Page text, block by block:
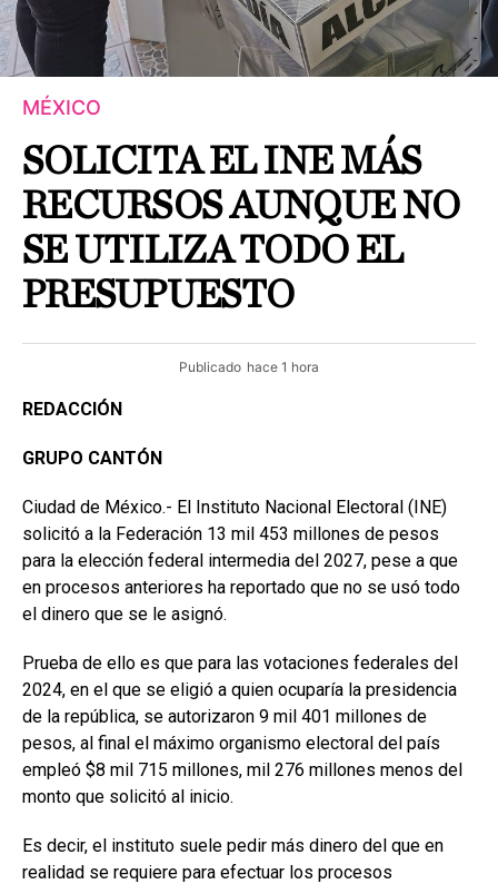
MÉXICO
SOLICITA EL INE MÁS
RECURSOS AUNQUE NO
SE UTILIZA TODO EL
PRESUPUESTO
Publicado hace 1 hora
REDACCIÓN
GRUPO CANTÓN
Ciudad de México.- El Instituto Nacional Electoral (INE)
solicitó a la Federación 13 mil 453 millones de pesos
para la elección federal intermedia del 2027, pese a que
en procesos anteriores ha reportado que no se usó todo
el dinero que se le asignó.
Prueba de ello es que para las votaciones federales del
2024, en el que se eligió a quien ocuparía la presidencia
de la república, se autorizaron 9 mil 401 millones de
pesos, al final el máximo organismo electoral del país
empleó $8 mil 715 millones, mil 276 millones menos del
monto que solicitó al inicio.
Es decir, el instituto suele pedir más dinero del que en
realidad se requiere para efectuar los procesos